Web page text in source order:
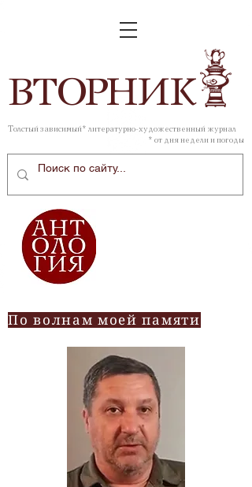
ВТОРНИК
Толстый зависимый* литературно-художественный журнал
* от дня недели и погоды
По волнам моей памяти